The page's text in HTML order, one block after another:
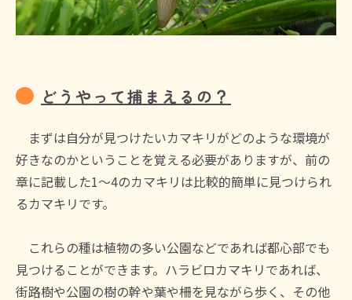
どうやって捕まえるの？
まずは自分が見つけたいカマキリがどのような環境が
好きなのかということを覚える必要がありますが、前の
章に記載した1〜4のカマキリは比較的簡単に見つけられ
るカマキリです。
これらの種は植物の多い公園などであれば都心部でも
見つけることができます。ハラビロカマキリであれば、
街路樹や公園の樹の幹や葉や柵を見ながら歩く、その他